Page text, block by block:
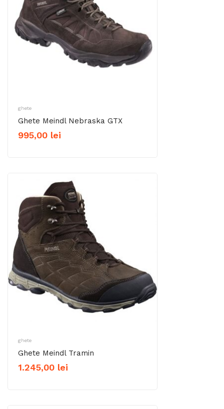
ghete
Ghete Meindl Nebraska GTX
995,00 lei
ghete
Ghete Meindl Tramin
1.245,00 lei